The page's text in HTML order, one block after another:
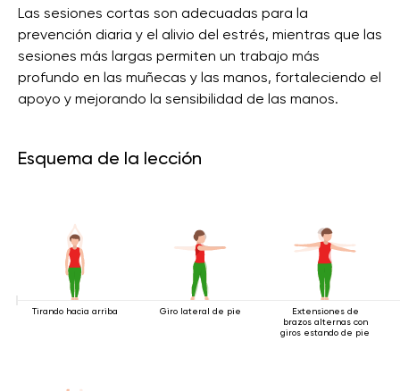
Las sesiones cortas son adecuadas para la
prevención diaria y el alivio del estrés, mientras que las
sesiones más largas permiten un trabajo más
profundo en las muñecas y las manos, fortaleciendo el
apoyo y mejorando la sensibilidad de las manos.
Esquema de la lección
Tirando hacia arriba Giro lateral de pie
Extensiones de
brazos alternas con
giros estando de pie